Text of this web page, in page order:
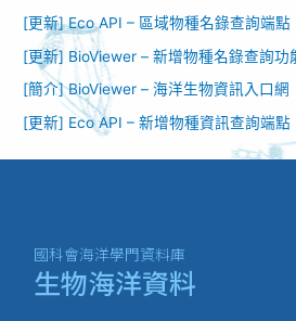
[更新] Eco API – 區域物種名錄查詢端點
[更新] BioViewer – 新增物種名錄查詢功
[簡介] BioViewer – 海洋生物資訊入口網​
[更新] Eco API – 新增物種資訊查詢端點
國科會海洋學門資料庫
生物海洋資料